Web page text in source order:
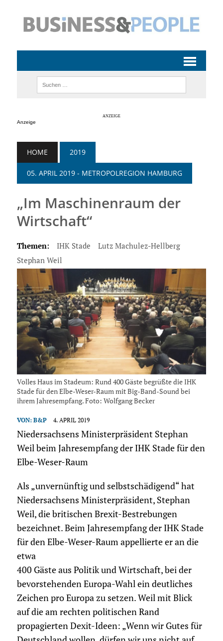
Anzeige
HOME 2019
05. APRIL 2019 - METROPOLREGION HAMBURG
„Im Maschinenraum der
Wirtschaft“
Themen: IHK Stade
Lutz Machulez-Hellberg
Stephan Weil
Volles Haus im Stadeum: Rund 400 Gäste begrüßte die IHK
Stade für den Elbe-Weser-Raum mit Big-Band-Sound bei
ihrem Jahresempfang. Foto: Wolfgang Becker
VON: B&P 4. APRIL 2019
Niedersachsens Ministerpräsident Stephan
Weil beim Jahresempfang der IHK Stade für den
Elbe-Weser-Raum
Als „unvernünftig und selbstschädigend“ hat
Niedersachsens Ministerpräsident, Stephan
Weil, die britischen Brexit-Bestrebungen
bezeichnet. Beim Jahresempfang der IHK Stade
für den Elbe-Weser-Raum appellierte er an die
etwa
400 Gäste aus Politik und Wirtschaft, bei der
bevorstehenden Europa-Wahl ein deutliches
Zeichen pro Europa zu setzen. Weil mit Blick
auf die am rechten politischen Rand
propagierten Dexit-Ideen: „Wenn wir Gutes für